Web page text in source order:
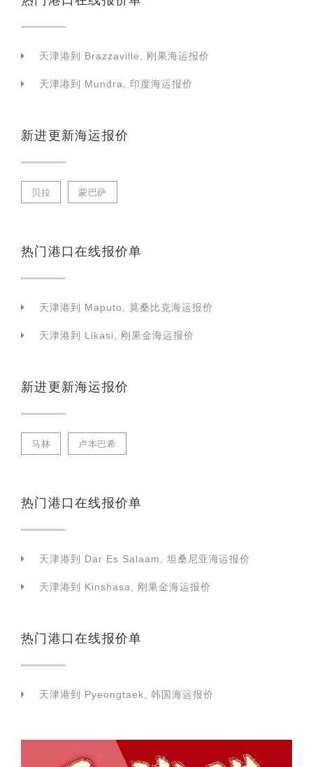
天津港到 Brazzaville, 刚果海运报价
天津港到 Mundra, 印度海运报价
新进更新海运报价
贝拉 蒙巴萨
热门港口在线报价单
天津港到 Maputo, 莫桑比克海运报价
天津港到 Likasi, 刚果金海运报价
新进更新海运报价
马林 卢本巴希
热门港口在线报价单
天津港到 Dar Es Salaam, 坦桑尼亚海运报价
天津港到 Kinshasa, 刚果金海运报价
热门港口在线报价单
天津港到 Pyeongtaek, 韩国海运报价